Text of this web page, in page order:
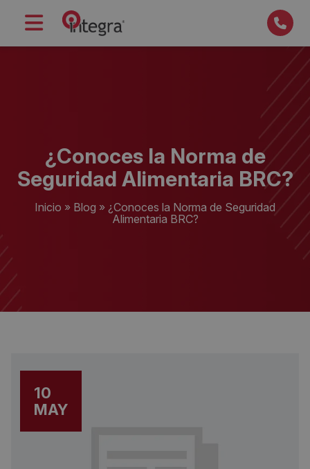
¿Conoces la Norma de
Seguridad Alimentaria BRC?
Inicio » Blog » ¿Conoces la Norma de Seguridad
Alimentaria BRC?
10
MAY